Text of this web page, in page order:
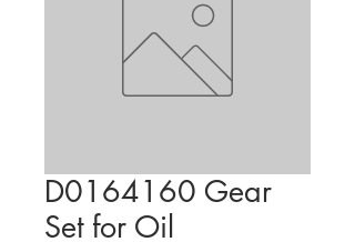
D0164160 Gear
Set for Oil